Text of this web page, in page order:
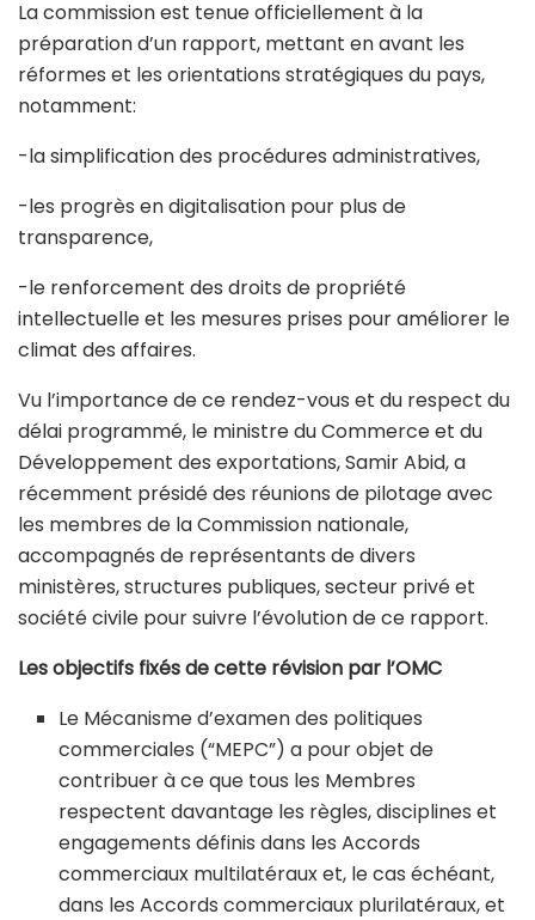
La commission est tenue officiellement à la
préparation d’un rapport, mettant en avant les
réformes et les orientations stratégiques du pays,
notamment:
-la simplification des procédures administratives,
-les progrès en digitalisation pour plus de
transparence,
-le renforcement des droits de propriété
intellectuelle et les mesures prises pour améliorer le
climat des affaires.
Vu l’importance de ce rendez-vous et du respect du
délai programmé, le ministre du Commerce et du
Développement des exportations, Samir Abid, a
récemment présidé des réunions de pilotage avec
les membres de la Commission nationale,
accompagnés de représentants de divers
ministères, structures publiques, secteur privé et
société civile pour suivre l’évolution de ce rapport.
Les objectifs fixés de cette révision par l’OMC
Le Mécanisme d’examen des politiques
commerciales (“MEPC”) a pour objet de
contribuer à ce que tous les Membres
respectent davantage les règles, disciplines et
engagements définis dans les Accords
commerciaux multilatéraux et, le cas échéant,
dans les Accords commerciaux plurilatéraux, et